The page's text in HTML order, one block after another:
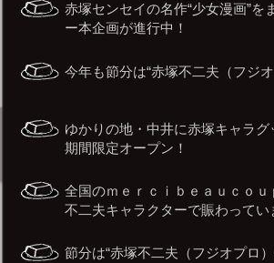
赤塚センセイの名作“少女漫画”を
ー本企画が進行中！
今年も節分は“赤塚不二夫（フジ
ゆかりの地・中井に赤塚キャラ
期間限定オープン！
全国のｍｅｒｃｉｂｅａｕｃｏｕ
不二夫キャラクターで賑わってい
節分は“赤塚不二夫（フジオプロ